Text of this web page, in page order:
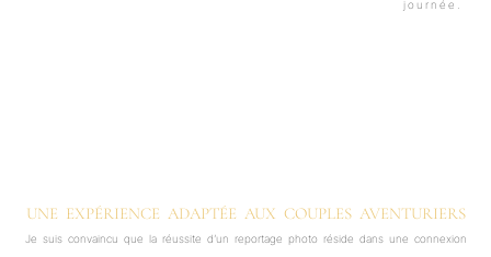
UNE EXPÉRIENCE ADAPTÉE AUX COUPLES AVENTURIERS
Je suis convaincu que la réussite d’un reportage photo réside dans une connexion